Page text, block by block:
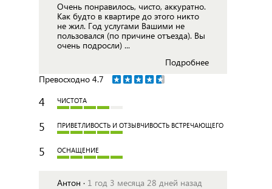
Очень понравилось, чисто, аккуратно.
Как будто в квартире до этого никто
не жил. Год услугами Вашими не
пользовался (по причине отъезда). Вы
очень подросли) ...
Подробнее
Превосходно 4.7
4 ЧИСТОТА
5 ПРИВЕТЛИВОСТЬ И ОТЗЫВЧИВОСТЬ ВСТРЕЧАЮЩЕГО
5 ОСНАЩЕНИЕ
Антон · 1 год 3 месяца 28 дней назад